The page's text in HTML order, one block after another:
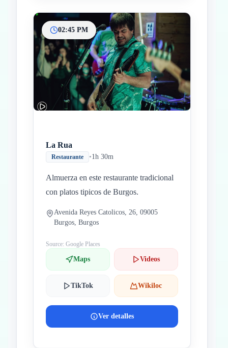
02:45 PM
La Rua
Restaurante •1h 30m
Almuerza en este restaurante tradicional
con platos tipicos de Burgos.
Avenida Reyes Catolicos, 26, 09005
Burgos, Burgos
Source: Google Places
Maps Videos
TikTok Wikiloc
Ver detalles